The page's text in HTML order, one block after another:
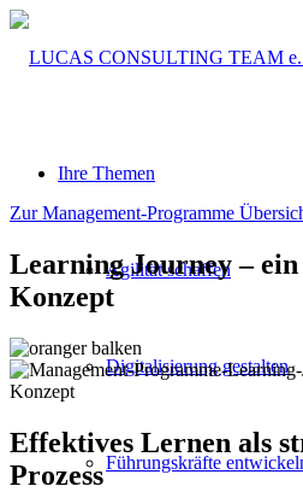
Ihre Themen
Agilität schaffen
Digitalisierung gestalten
Führungskräfte
Zur Management-Programme
Learning Journey –
Konzept
Effektives Lernen als
Prozess